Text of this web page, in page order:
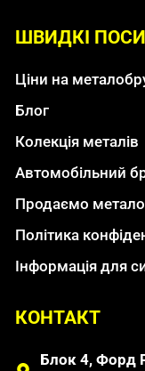
ШВИДКІ
Ціни на
Блог
Колекція металів
Автомобільний
Продаємо
Політика
Інформація для
КОНТАКТ
Блок 4, Форд